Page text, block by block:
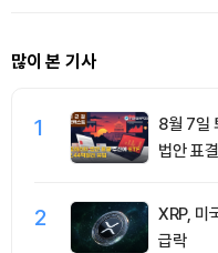
많이 본 기사
1
8월 7일
법안 표
2
XRP, 미
급락